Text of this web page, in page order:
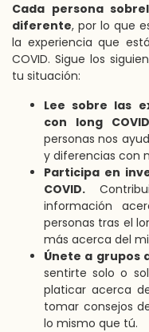
Cada persona
diferente, por lo que
la experiencia que
COVID. Sigue los
tu situación:
Lee sobre las
con long
personas nos
y diferencias con
Participa en
COVID.
información
personas tras el
más acerca del
Únete a grupos
sentirte solo o
platicar acerca
tomar consejos
lo mismo que tú.